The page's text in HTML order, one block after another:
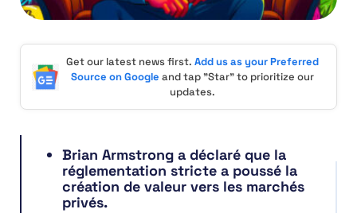
Get our latest news first. Add us as your Preferred
Source on Google and tap "Star" to prioritize our
updates.
Brian Armstrong a déclaré que la
réglementation stricte a poussé la
création de valeur vers les marchés
privés.